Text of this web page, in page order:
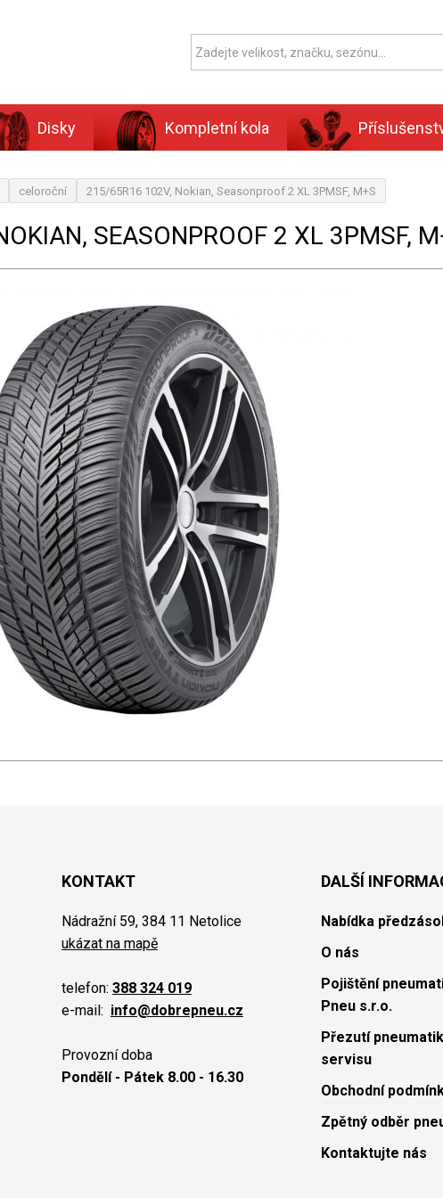
Disky Kompletní kola
celoroční 215/65R16 102V, Nokian, Seasonproof 2 XL 3PMSF, M+S
SEASONPROOF 2 XL 3PMSF,
KONTAKT
Nádražní 59, 384 11 Netolice
ukázat na mapě
telefon: 388 324 019
e-mail: info@dobrepneu.cz
Provozní doba
Pondělí - Pátek 8.00 - 16.30
DALŠÍ
Nabídka
O nás
Pojištění
Pneu s.r.o.
Přezutí
servisu
Obchodní
Zpětný odběr
Kontaktujte nás